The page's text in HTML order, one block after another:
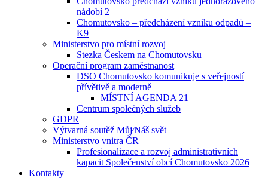
nádobí 2
Chomutovsko – předcházení vzniku odpadů –
K9
Ministerstvo pro místní rozvoj
Stezka Českem na Chomutovsku
Operační program zaměstnanost
DSO Chomutovsko komunikuje s veřejností
přívětivě a moderně
MÍSTNÍ AGENDA 21
Centrum společných služeb
GDPR
Výtvarná soutěž Můj⁄Náš svět
Ministerstvo vnitra ČR
Profesionalizace a rozvoj administrativních
kapacit Společenství obcí Chomutovsko 2026
Kontakty